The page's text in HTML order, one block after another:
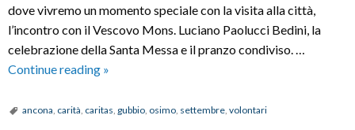
dove vivremo un momento speciale con la visita alla città,
l’incontro con il Vescovo Mons. Luciano Paolucci Bedini, la
celebrazione della Santa Messa e il pranzo condiviso. …
Continue reading GIORNATA
DELLA
»
ancona, carità, caritas, gubbio, osimo, settembre, volontari